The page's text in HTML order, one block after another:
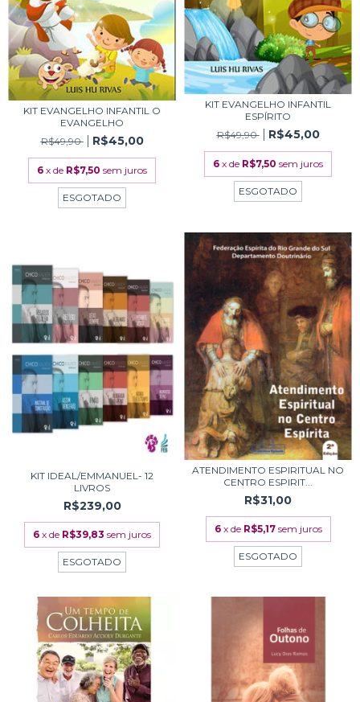
KIT EVANGELHO INFANTIL O
EVANGELHO
R$49,90
R$45,00
6 x de R$7,50 sem juros
ESGOTADO
KIT EVANGELHO INFANTIL
ESPÍRITO
R$49,90
R$45,00
6 x de R$7,50 sem juros
ESGOTADO
KIT IDEAL/EMMANUEL- 12
LIVROS
R$239,00
6 x de R$39,83 sem juros
ESGOTADO
ATENDIMENTO ESPIRITUAL NO
CENTRO ESPIRIT...
R$31,00
6 x de R$5,17 sem juros
ESGOTADO